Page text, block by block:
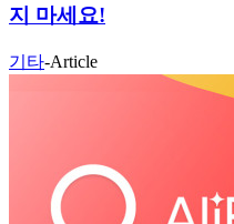
지 마세요!
기타-Article